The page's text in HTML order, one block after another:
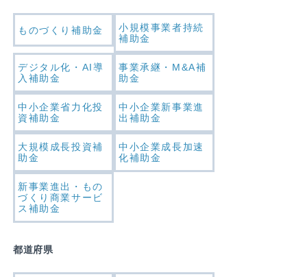
ものづくり補助金
小規模事業者持続
補助金
デジタル化・AI導
入補助金
事業承継・M&A補
助金
中小企業省力化投
資補助金
中小企業新事業進
出補助金
大規模成長投資補
助金
中小企業成長加速
化補助金
新事業進出・もの
づくり商業サービ
ス補助金
都道府県